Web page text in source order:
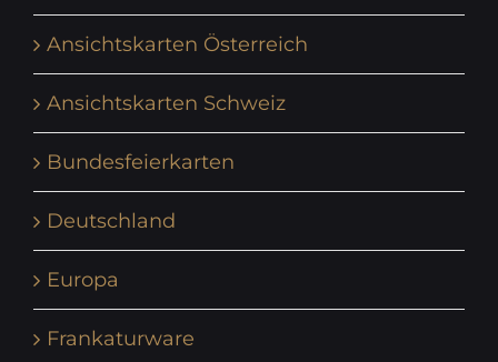
Ansichtskarten Österreich
Ansichtskarten Schweiz
Bundesfeierkarten
Deutschland
Europa
Frankaturware